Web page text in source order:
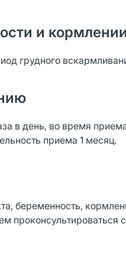
и
грудного
в день, во время
приема 1 месяц.
беременность,
проконсультироваться